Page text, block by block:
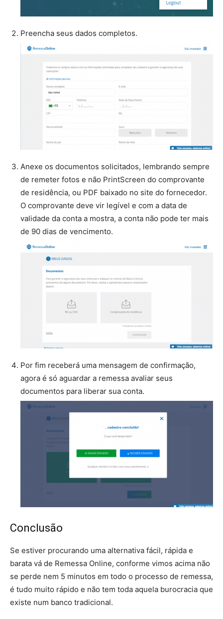
Preencha seus dados completos.
Anexe os documentos solicitados, lembrando sempre
de remeter fotos e não PrintScreen do comprovante
de residência, ou PDF baixado no site do fornecedor.
O comprovante deve vir legível e com a data de
validade da conta a mostra, a conta não pode ter mais
de 90 dias de vencimento.
Por fim receberá uma mensagem de confirmação,
agora é só aguardar a remessa avaliar seus
documentos para liberar sua conta.
Conclusão
Se estiver procurando uma alternativa fácil, rápida e
barata vá de Remessa Online, conforme vimos acima não
se perde nem 5 minutos em todo o processo de remessa,
é tudo muito rápido e não tem toda aquela burocracia que
existe num banco tradicional.